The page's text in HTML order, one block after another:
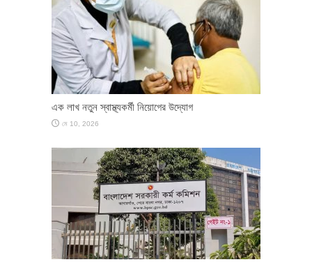
এক লাখ নতুন স্বাস্থ্যকর্মী নিয়োগের উদ্যোগ
মে 10, 2026